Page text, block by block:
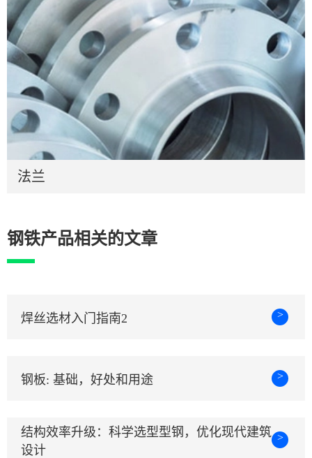
法兰
钢铁产品相关的文章
焊丝选材入门指南2 >
钢板: 基础，好处和用途 >
结构效率升级：科学选型型钢，优化现代建筑
设计
>